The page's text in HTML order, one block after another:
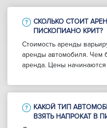
СКОЛЬКО СТОИТ
ПИСКОПИАНО КРИТ?
Стоимость аренды
аренды автомобиля. Чем
аренда. Цены
КАКОЙ ТИП
ВЗЯТЬ НАПРОКАТ В